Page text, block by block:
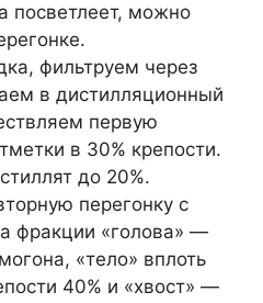
посветлеет, можно
фильтруем через
в дистилляционный
первую
в 30% крепости.
до 20%.
перегонку с
фракции «голова» —
«тело» вплоть
40% и «хвост» —